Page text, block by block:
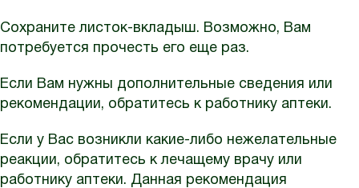
Сохраните листок-вкладыш. Возможно, Вам
потребуется прочесть его еще раз.
Если Вам нужны дополнительные сведения или
рекомендации, обратитесь к работнику аптеки.
Если у Вас возникли какие-либо нежелательные
реакции, обратитесь к лечащему врачу или
работнику аптеки. Данная рекомендация